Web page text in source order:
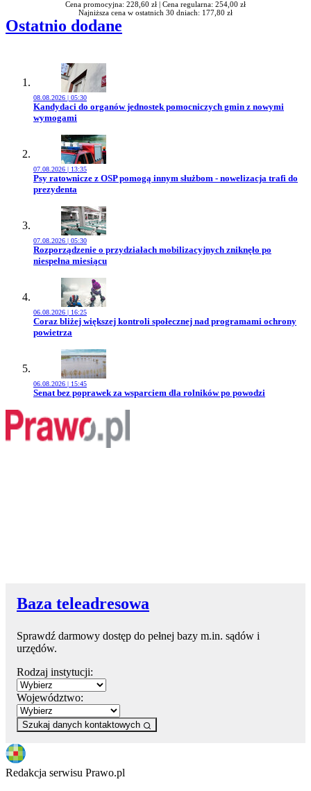
Cena promocyjna: 228,60 zł | Cena regularna: 254,00 zł
Najniższa cena w ostatnich 30 dniach: 177,80 zł
Ostatnio dodane
08.08.2026 | 05:30
Przejdź do artykułu:
Kandydaci do organów jednostek pomocniczych gmin z nowymi
wymogami
07.08.2026 | 13:35
Przejdź do artykułu:
Psy ratownicze z OSP pomogą innym służbom - nowelizacja trafi do
prezydenta
07.08.2026 | 05:30
Przejdź do artykułu:
Rozporządzenie o przydziałach mobilizacyjnych zniknęło po
niespełna miesiącu
06.08.2026 | 16:25
Przejdź do artykułu:
Coraz bliżej większej kontroli społecznej nad programami ochrony
powietrza
06.08.2026 | 15:45
Przejdź do artykułu:
Senat bez poprawek za wsparciem dla rolników po powodzi
Baza teleadresowa
Sprawdź darmowy dostęp do pełnej bazy m.in. sądów i
urzędów.
Rodzaj instytucji:
Województwo:
Szukaj danych kontaktowych
Redakcja serwisu Prawo.pl